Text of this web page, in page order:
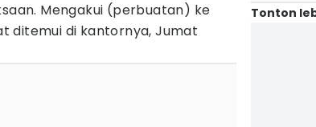
Mengakui (perbuatan) ke
ditemui di kantornya, Jumat
Tonton